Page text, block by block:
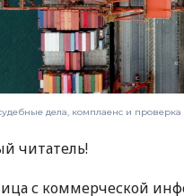
дела, комплаенс и
читатель!
с коммерческой